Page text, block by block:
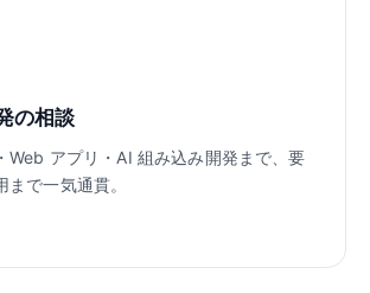
の相談
Web アプリ・AI 組み込み開発まで、要
で一気通貫。